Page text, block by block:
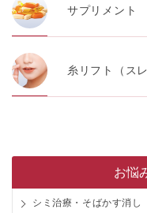
サプリメント
糸リフト（ス
お悩
シミ治療・そばかす消し